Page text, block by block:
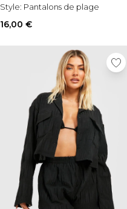
Style: Pantalons de plage
16,00 €